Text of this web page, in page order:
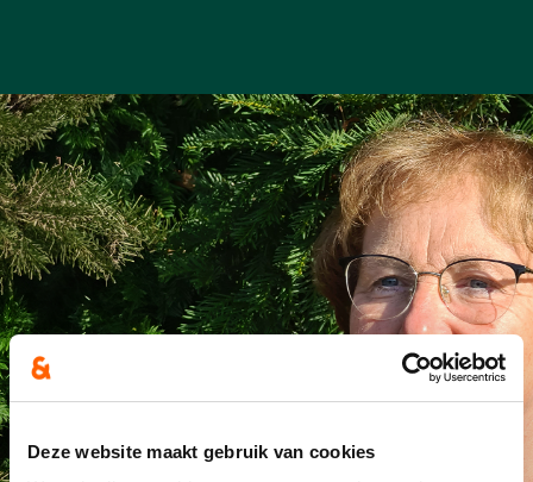
Deze website maakt gebruik van cookies